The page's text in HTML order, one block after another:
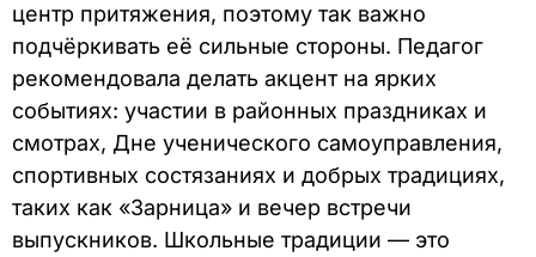
центр притяжения, поэтому так важно
подчёркивать её сильные стороны. Педагог
рекомендовала делать акцент на ярких
событиях: участии в районных праздниках и
смотрах, Дне ученического самоуправления,
спортивных состязаниях и добрых традициях,
таких как «Зарница» и вечер встречи
выпускников. Школьные традиции — это